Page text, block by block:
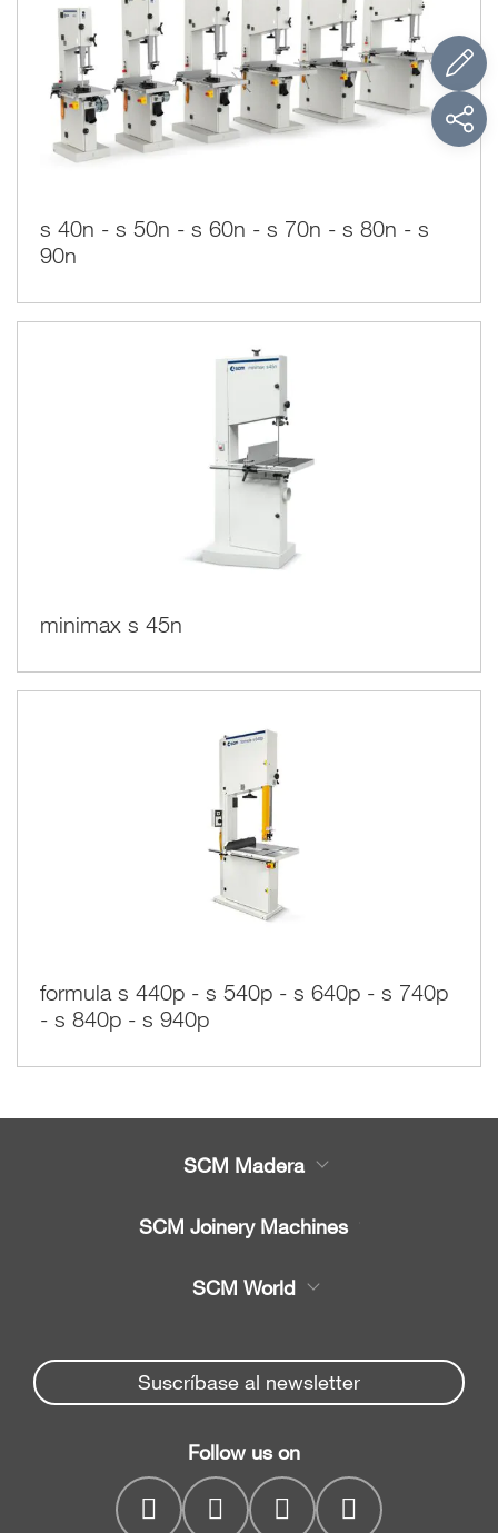
sierra.
Una hoja de sierra continua se mueve de la rueda superior a
la rueda inferior y se regresa. La dirección de los dientes
apunta siempre hacia la mesa haciendo que la sierra de cinta
sea muy segura de usar. A diferencia de la perforación, la
sierra de cinta no crea vibraciones durante el funcionamiento
Las hojas varían en anchura dando mucha flexibilidad:
más estrecha está la hoja, más nítida es la precisión del
corte transversal.
Las características de una sierra cinta
La sierra tiene 2 guías-hoja, una arriba de la mesa y una
abajo, para mantener firme la hoja. Una
característica peculiar della sierra cinta es la posibilidad de
variar la profundidad de corte, cambiando la regulación de la
guía superior. Cambiando diferentes anchuras de hoja,
es posible realizar diferentes trabajos con su sierra cinta.
Además de este tipo de trabajo es también muy segura para
Usando una hoja estrecha con los dientes gruesos es
posible cortar piezas de material muy espesos como los
grandes arcos usados para las repisas usadas en las
campanas de las chimeneas.
La sierra cinta es un instrumento versátil, con el que es
posible realizar los trabajos más diferentes, un instrumento
s 40n - s 50n - s 60n - s 70n - s 80n - s
90n
minimax s 45n
formula s 440p - s 540p - s 640p - s 740p
- s 840p - s 940p
SCM Madera
Recambios
Empresa
SCM Joinery Machines
Canteadoras
Regruesadoras
Cepilladoras
regruesadoras
CNC drilling centres
SCM World
Spare parts service
myPortal
Suscríbase al newsletter
Follow us on